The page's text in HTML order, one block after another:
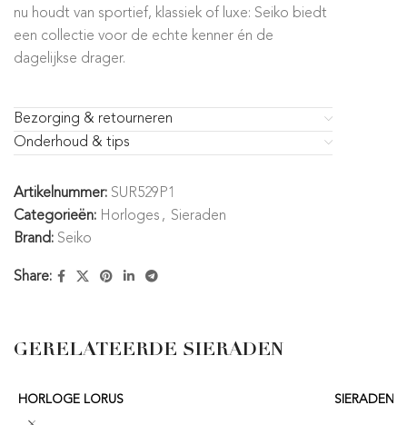
nu houdt van sportief, klassiek of luxe: Seiko biedt
een collectie voor de echte kenner én de
dagelijkse drager.
Bezorging & retourneren
Onderhoud & tips
Artikelnummer: SUR529P1
Categorieën: Horloges , Sieraden
Brand: Seiko
Share:
GERELATEERDE SIERADEN
HORLOGE LORUS SIERADEN